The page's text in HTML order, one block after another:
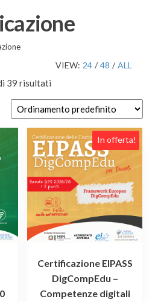
VIEW: 24 / 48 / ALL
39 risultati
In offerta!
Certificazione EIPASS
DigCompEdu –
Competenze digitali